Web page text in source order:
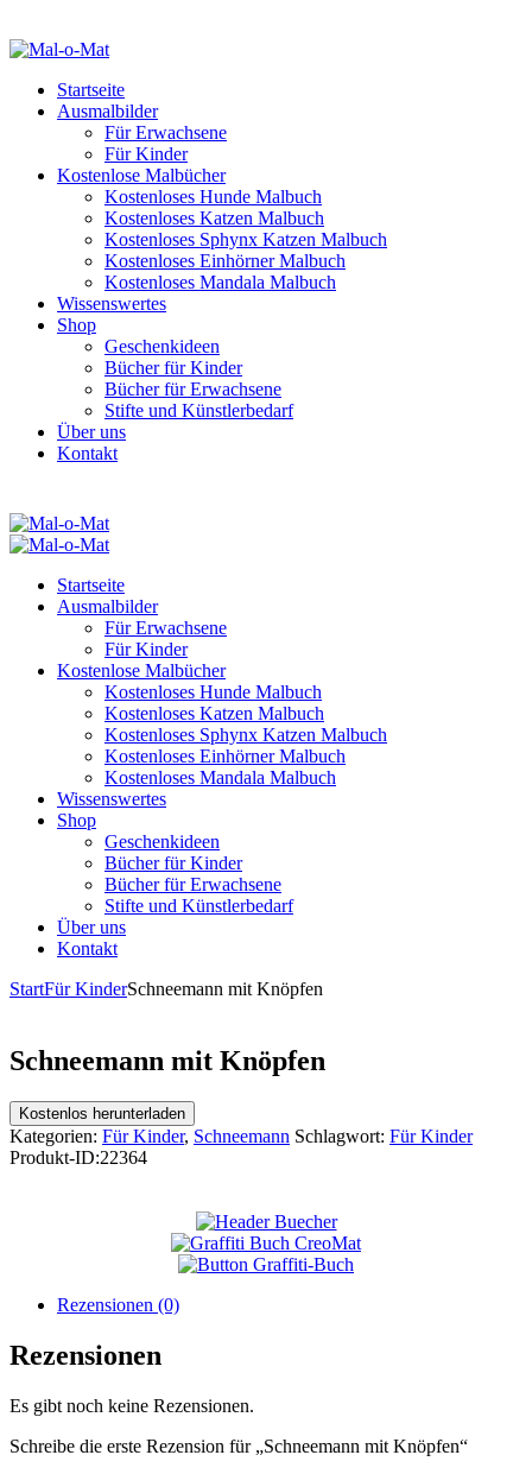
Startseite
Ausmalbilder
Für Erwachsene
Für Kinder
Kostenlose Malbücher
Kostenloses Hunde Malbuch
Kostenloses Katzen Malbuch
Kostenloses Sphynx Katzen Malbuch
Kostenloses Einhörner Malbuch
Kostenloses Mandala Malbuch
Wissenswertes
Shop
Geschenkideen
Bücher für Kinder
Bücher für Erwachsene
Stifte und Künstlerbedarf
Über uns
Kontakt
Startseite
Ausmalbilder
Für Erwachsene
Für Kinder
Kostenlose Malbücher
Kostenloses Hunde Malbuch
Kostenloses Katzen Malbuch
Kostenloses Sphynx Katzen Malbuch
Kostenloses Einhörner Malbuch
Kostenloses Mandala Malbuch
Wissenswertes
Shop
Geschenkideen
Bücher für Kinder
Bücher für Erwachsene
Stifte und Künstlerbedarf
Über uns
Kontakt
StartFür KinderSchneemann mit Knöpfen
Schneemann mit Knöpfen
Kostenlos herunterladen
Kategorien: Für Kinder, Schneemann Schlagwort: Für Kinder
Produkt-ID:22364
Rezensionen (0)
Rezensionen
Es gibt noch keine Rezensionen.
Schreibe die erste Rezension für „Schneemann mit Knöpfen“